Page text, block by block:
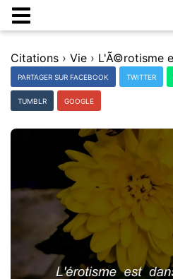
Citations › Vie ›
PARTAGER SUR FACEBOOK TWITTER
TUMBLR GOOGLE